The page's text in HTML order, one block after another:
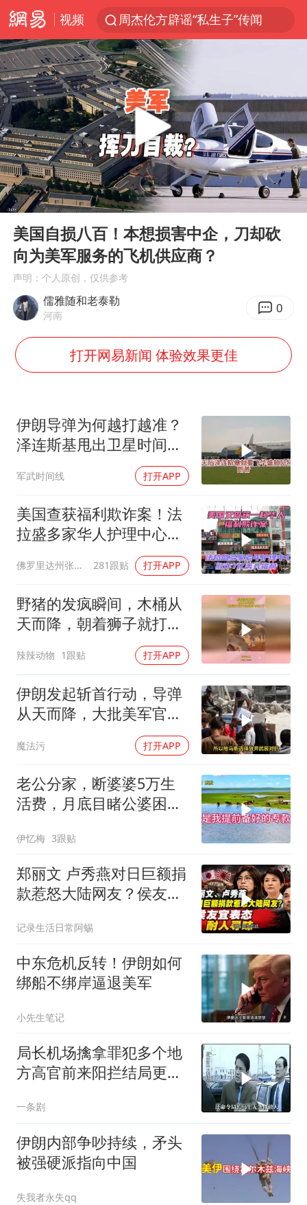
视频
周杰伦方辟谣“私生子”传闻
官方通报传销头目出狱办书院
逃犯看演唱会 刚出地铁就被逮住
台风白海豚可能在浙江登陆
因凡蒂诺首次公开道歉
《Monica》填词人黎彼得去世
人贩子“梅姨”真实姓名曝光
谷歌首席科学家Jeff Dean离职创业
蜜雪冰城员工抽烟收银 门店现已停业
陕西柞水遭遇暴雨五千余户群众转移
汕头市政府被约谈
13岁少年白天写作业晚上夜市炒粉
总书记关心百姓身边这些民生大事
Play
00:00 03:44
美国自损八百！本想损害中企，刀却砍
向为美军服务的飞机供应商？
声明：个人原创，仅供参考
儒雅随和老泰勒
河南 0
打开网易新闻 体验效果更佳
伊朗导弹为何越打越准？
泽连斯基甩出卫星时间
表，特朗普：我去问问普
京
军武时间线 打开APP
美国查获福利欺诈案！法
拉盛多家华人护理中心欺
佛罗里达州张司令 281跟贴 打开APP
野猪的发疯瞬间，木桶从
天而降，朝着狮子就打去
辣辣动物 1跟贴 打开APP
伊朗发起斩首行动，导弹
从天而降，大批美军官被
魔法污 打开APP
老公分家，断婆婆5万生
活费，月底目睹公婆困
伊忆梅 3跟贴
郑丽文 卢秀燕对日巨额捐
款惹怒大陆网友？侯友宜
记录生活日常阿蜴
中东危机反转！伊朗如何
绑船不绑岸逼退美军
小先生笔记
局长机场擒拿罪犯多个地
方高官前来阳拦结局更引
一条剧
伊朗内部争吵持续，矛头
被强硬派指向中国
失我者永失qq